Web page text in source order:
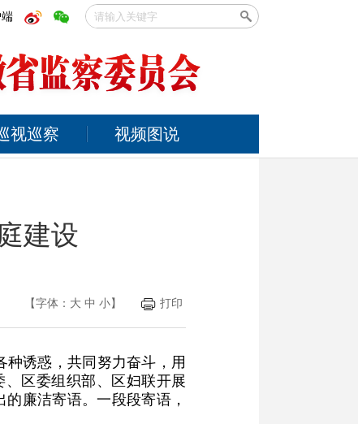
视巡察 视频图说
建设
【字体： 大 中 小】 打印
诱惑，共同努力奋斗，用
区委组织部、区妇联开展
廉洁寄语。一段段寄语，